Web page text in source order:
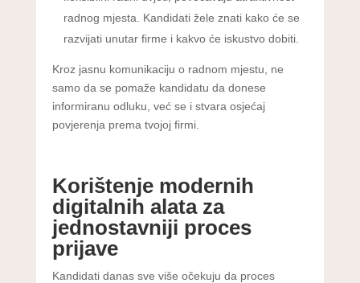
radnog mjesta. Kandidati žele znati kako će se
razvijati unutar firme i kakvo će iskustvo dobiti.
Kroz jasnu komunikaciju o radnom mjestu, ne
samo da se pomaže kandidatu da donese
informiranu odluku, već se i stvara osjećaj
povjerenja prema tvojoj firmi.
Korištenje modernih
digitalnih alata za
jednostavniji proces
prijave
Kandidati danas sve više očekuju da proces